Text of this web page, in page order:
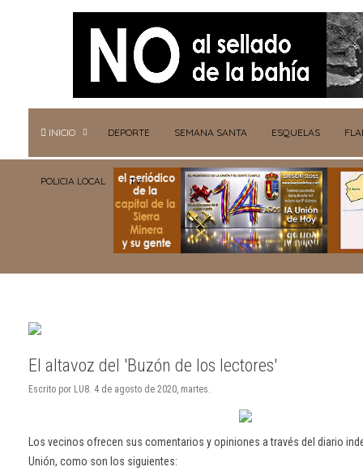
INICIO DEPORTE SEMANA SANTA ESQUELAS
POLICIA LOCAL TV
El altavoz del 'Buzón de los lectores'
Escrito por LU8. 4 de agosto de 2020, martes.
Los vecinos ofrecen sus comentarios y opiniones a través del diario
Unión, como son los siguientes: